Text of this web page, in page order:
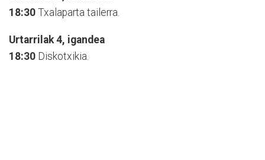
18:30 Txalaparta tailerra.
Urtarrilak 4, igandea
18:30 Diskotxikia.